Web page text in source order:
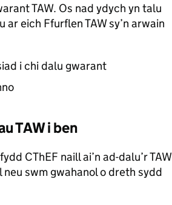
TAW. Os nad ydych yn talu
eich Ffurflen TAW sy’n arwain
i chi dalu gwarant
TAW i ben
CThEF naill ai’n ad-dalu’r TAW
neu swm gwahanol o dreth sydd